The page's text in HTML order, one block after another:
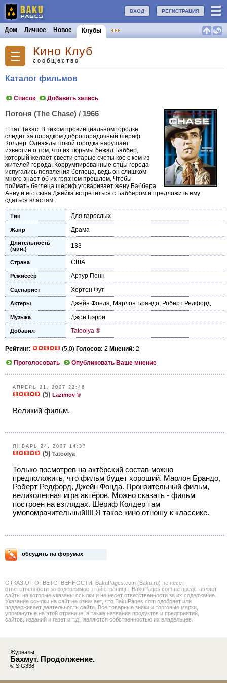
РЕГИСТРАЦИЯ
ВХОД
Дом Личное Новое Клубы
Кино Клуб
сообщество
Каталог фильмов
Список Добавить запись
Погоня (The Chase) / 1966
Штат Техас. В тихом провинциальном городке
следит за порядком добропорядочный шериф
Колдер. Однажды покой городка нарушает
известие о том, что из тюрьмы бежал Баббер,
который желает свести старые счеты кое с кем из
жителей города. Коррумпированные отцы города
испугались появления беглеца, ведь он слишком
много знает об их грязном прошлом. Чтобы
поймать беглеца шериф уговаривает жену Баббера
Анну и его сына Джейка встретиться с Баббером и предложить ему
сдаться властям.
Тип Для взрослых
Жанр Драма
Длительность
(мин.)
133
Страна США
Режиссер Артур Пенн
Сценарист Хортон Фут
Актеры Джейн Фонда, Марлон Брандо, Роберт Редфорд
Музыка Джон Бэрри
Добавил Tatoolya ®
Рейтинг: (5.0) Голосов: 2 Мнений: 2
Проголосовать
Опубликовать Ваше мнение
АПРЕЛЬ 21, 2007 22:48
(5) Lazimov ®
Великий фильм.
ЯНВАРЬ 24, 2007 14:37
(5) Tatoolya
Только посмотрев на актёрский состав можно
предположить, что фильм будет хороший. Марлон Брандо,
Роберт Редфорд, Джейн Фонда. Пронзительный фильм,
великолепная игра актёров. Можно сказать - фильм
построен на взглядах. Шериф Колдер там
умопомрачительный!!!! Я такое кино отношу к классике.
обсудить на форумах
ОТКАЗ ОТ ОТВЕТСТВЕННОСТИ: BakuPages.com (Baku.ru) не несет
ответственности за содержимое этой страницы. BakuPages.com не представляет
сайты на которые указаны ссылки и не несет ответственности за их содержание.
Указание ссылки на сайт не означает, что BakuPages.com одобряет или
поддерживает деятельность сайта. Все товарные знаки и торговые марки,
упомянутые на этой странице, а также названия продуктов и предприятий,
сайтов, изданий и газет и т.д., являются собственностью их владельцев.
Журналы
Бахмут. Продолжение.
© SIG338